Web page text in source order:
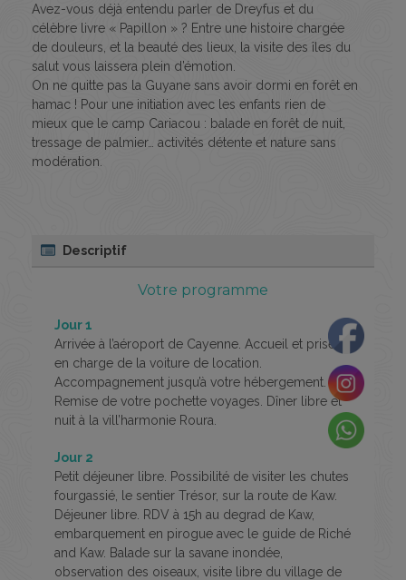
Avez-vous déjà entendu parler de Dreyfus et du
célèbre livre « Papillon » ? Entre une histoire chargée
de douleurs, et la beauté des lieux, la visite des îles du
salut vous laissera plein d’émotion.
On ne quitte pas la Guyane sans avoir dormi en forêt en
hamac ! Pour une initiation avec les enfants rien de
mieux que le camp Cariacou : balade en forêt de nuit,
tressage de palmier… activités détente et nature sans
modération.
Descriptif
Votre programme
Jour 1
Arrivée à l’aéroport de Cayenne. Accueil et prise
en charge de la voiture de location.
Accompagnement jusqu’à votre hébergement.
Remise de votre pochette voyages. Dîner libre et
nuit à la vill’harmonie Roura.
Jour 2
Petit déjeuner libre. Possibilité de visiter les chutes
fourgassié, le sentier Trésor, sur la route de Kaw.
Déjeuner libre. RDV à 15h au degrad de Kaw,
embarquement en pirogue avec le guide de Riché
and Kaw. Balade sur la savane inondée,
observation des oiseaux, visite libre du village de